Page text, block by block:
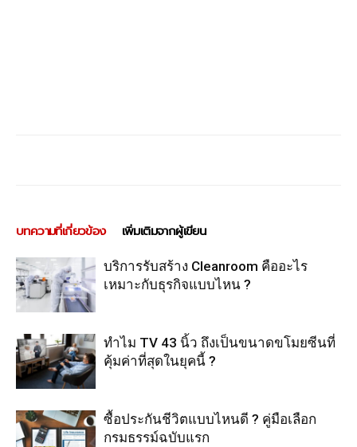
บทความที่เกี่ยวข้อง เพิ่มเติมจากผู้เขียน
บริการรับสร้าง Cleanroom คืออะไร
เหมาะกับธุรกิจแบบไหน ?
ทำไม TV 43 นิ้ว ถึงเป็นขนาดขโมยซีนที่
คุ้มค่าที่สุดในยุคนี้ ?
ซื้อประกันชีวิตแบบไหนดี ? คู่มือเลือก
กรมธรรม์ฉบับแรก